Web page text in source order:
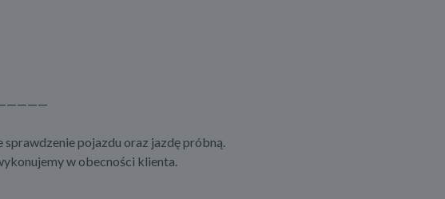
pojazdu oraz jazdę próbną.
w obecności klienta.